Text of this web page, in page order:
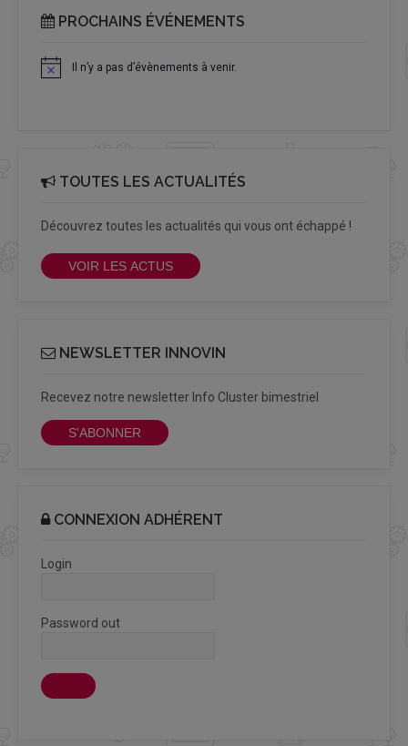
PROCHAINS ÉVÉNEMENTS
Notice Il n’y a pas d’évènements à venir.
TOUTES LES ACTUALITÉS
Découvrez toutes les actualités qui vous ont échappé !
VOIR LES ACTUS
NEWSLETTER INNOVIN
Recevez notre newsletter Info Cluster bimestriel
S'ABONNER
CONNEXION ADHÉRENT
Login
Password out